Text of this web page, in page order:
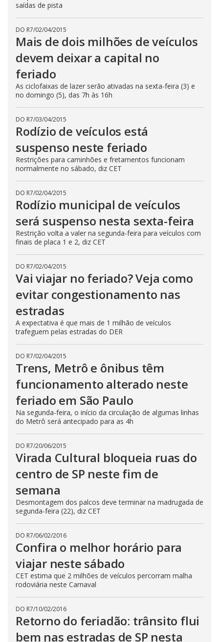
saídas de pista
DO R7/02/04/2015
Mais de dois milhões de veículos
devem deixar a capital no
feriado
As ciclofaixas de lazer serão ativadas na sexta-feira (3) e
no domingo (5), das 7h às 16h
DO R7/03/04/2015
Rodízio de veículos está
suspenso neste feriado
Restrições para caminhões e fretamentos funcionam
normalmente no sábado, diz CET
DO R7/02/04/2015
Rodízio municipal de veículos
será suspenso nesta sexta-feira
Restrição volta a valer na segunda-feira para veículos com
finais de placa 1 e 2, diz CET
DO R7/02/04/2015
Vai viajar no feriado? Veja como
evitar congestionamento nas
estradas
A expectativa é que mais de 1 milhão de veículos
trafeguem pelas estradas do DER
DO R7/02/04/2015
Trens, Metrô e ônibus têm
funcionamento alterado neste
feriado em São Paulo
Na segunda-feira, o início da circulação de algumas linhas
do Metrô será antecipado para as 4h
DO R7/20/06/2015
Virada Cultural bloqueia ruas do
centro de SP neste fim de
semana
Desmontagem dos palcos deve terminar na madrugada de
segunda-feira (22), diz CET
DO R7/06/02/2016
Confira o melhor horário para
viajar neste sábado
CET estima que 2 milhões de veículos percorram malha
rodoviária neste Carnaval
DO R7/10/02/2016
Retorno do feriadão: trânsito flui
bem nas estradas de SP nesta